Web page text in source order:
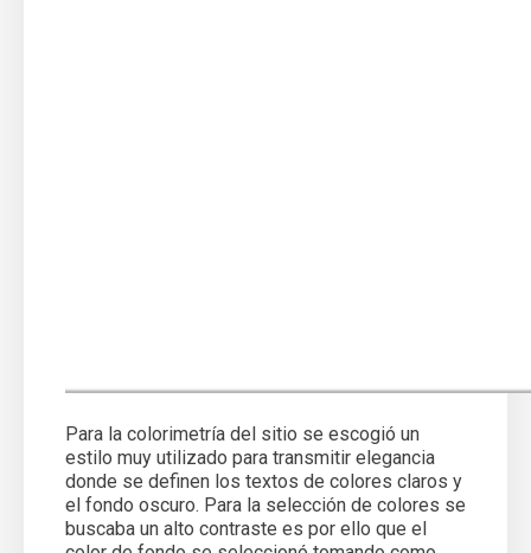
Para la colorimetría del sitio se escogió un
estilo muy utilizado para transmitir elegancia
donde se definen los textos de colores claros y
el fondo oscuro. Para la selección de colores se
buscaba un alto contraste es por ello que el